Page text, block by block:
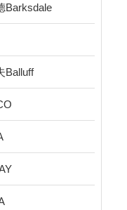
Barksdale
Balluff